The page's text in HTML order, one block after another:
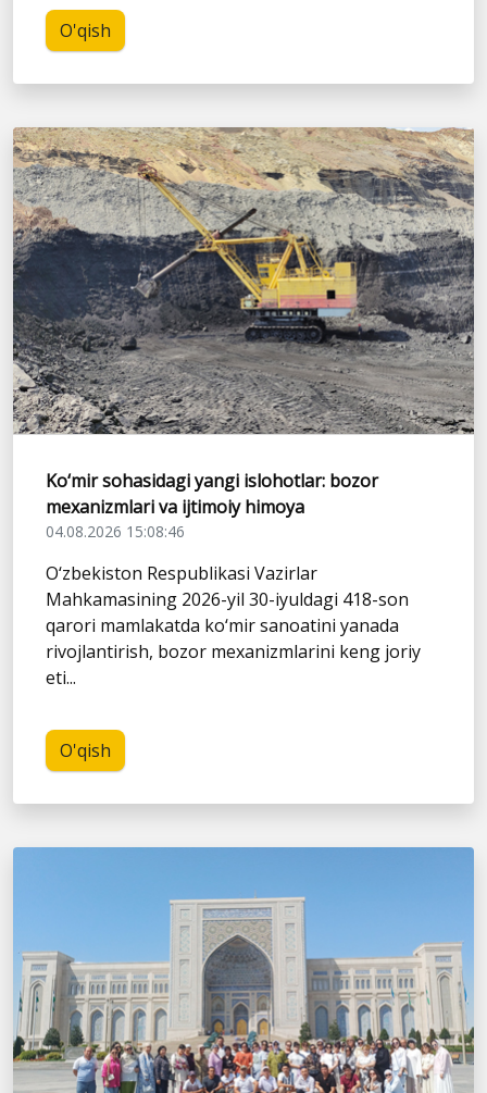
O'qish
Ko‘mir sohasidagi yangi islohotlar: bozor
mexanizmlari va ijtimoiy himoya
04.08.2026 15:08:46
O‘zbekiston Respublikasi Vazirlar
Mahkamasining 2026-yil 30-iyuldagi 418-son
qarori mamlakatda ko‘mir sanoatini yanada
rivojlantirish, bozor mexanizmlarini keng joriy
eti...
O'qish